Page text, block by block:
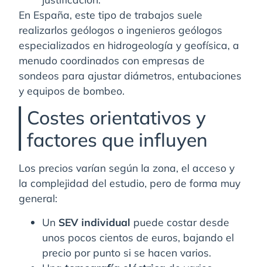
En España, este tipo de trabajos suele
realizarlos geólogos o ingenieros geólogos
especializados en hidrogeología y geofísica, a
menudo coordinados con empresas de
sondeos para ajustar diámetros, entubaciones
y equipos de bombeo.
Costes orientativos y
factores que influyen
Los precios varían según la zona, el acceso y
la complejidad del estudio, pero de forma muy
general:
Un SEV individual puede costar desde
unos pocos cientos de euros, bajando el
precio por punto si se hacen varios.